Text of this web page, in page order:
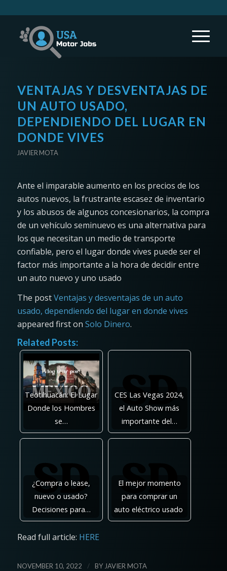
VENTAJAS Y DESVENTAJAS DE
UN AUTO USADO,
DEPENDIENDO DEL LUGAR EN
DONDE VIVES
JAVIER MOTA
Ante el imparable aumento en los precios de los
autos nuevos, la frustrante escasez de inventario
y los abusos de algunos concesionarios, la compra
de un vehículo seminuevo es una alternativa para
los que necesitan un medio de transporte
confiable, pero el lugar donde vives puede ser el
factor más importante a la hora de decidir entre
un auto nuevo y uno usado
The postVentajas y desventajas de un auto
usado, dependiendo del lugar en donde vives
appeared first on Solo Dinero.
Related Posts:
Teotihuacán: El Lugar
Donde los Hombres
se…
CES Las Vegas 2024,
el Auto Show más
importante del…
¿Compra o lease,
nuevo o usado?
Decisiones para…
El mejor momento
para comprar un
auto eléctrico usado
Read full article: HERE
NOVEMBER 10, 2022 / BY JAVIER MOTA